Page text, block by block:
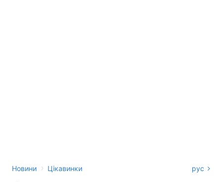
Новини › Цікавинки рус